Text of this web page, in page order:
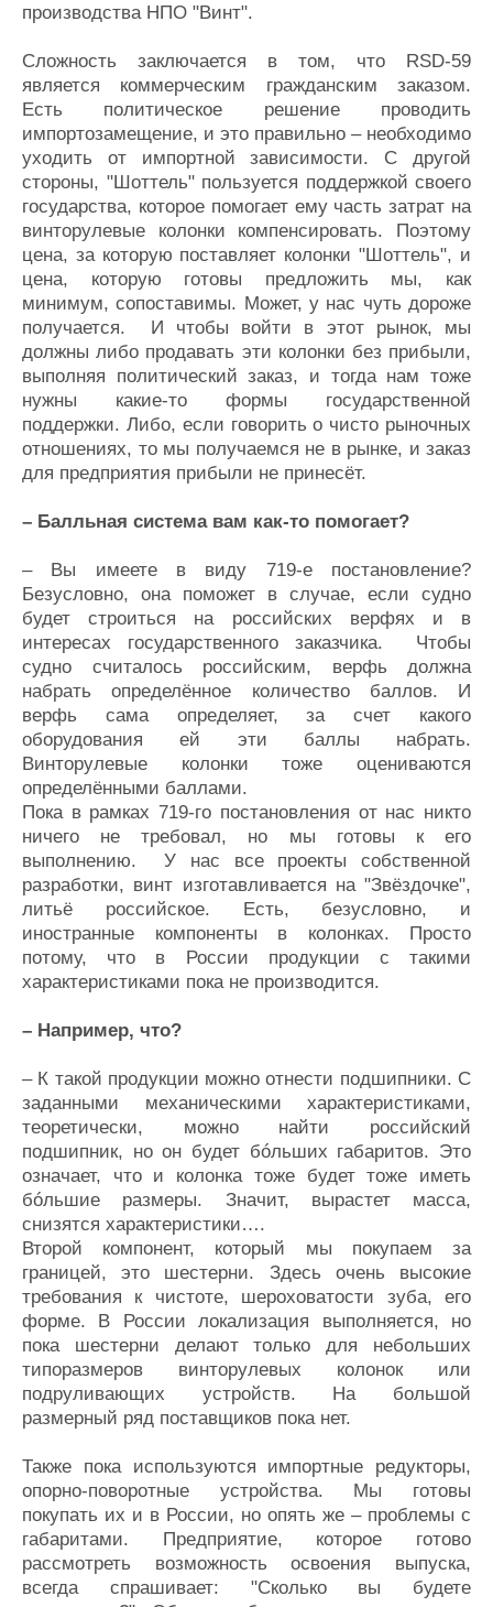
производства НПО "Винт".
Сложность заключается в том, что RSD-59
является коммерческим гражданским заказом.
Есть политическое решение проводить
импортозамещение, и это правильно – необходимо
уходить от импортной зависимости. С другой
стороны, "Шоттель" пользуется поддержкой своего
государства, которое помогает ему часть затрат на
винторулевые колонки компенсировать. Поэтому
цена, за которую поставляет колонки "Шоттель", и
цена, которую готовы предложить мы, как
минимум, сопоставимы. Может, у нас чуть дороже
получается. И чтобы войти в этот рынок, мы
должны либо продавать эти колонки без прибыли,
выполняя политический заказ, и тогда нам тоже
нужны какие-то формы государственной
поддержки. Либо, если говорить о чисто рыночных
отношениях, то мы получаемся не в рынке, и заказ
для предприятия прибыли не принесёт.
– Балльная система вам как-то помогает?
– Вы имеете в виду 719-е постановление?
Безусловно, она поможет в случае, если судно
будет строиться на российских верфях и в
интересах государственного заказчика. Чтобы
судно считалось российским, верфь должна
набрать определённое количество баллов. И
верфь сама определяет, за счет какого
оборудования ей эти баллы набрать.
Винторулевые колонки тоже оцениваются
определёнными баллами.
Пока в рамках 719-го постановления от нас никто
ничего не требовал, но мы готовы к его
выполнению. У нас все проекты собственной
разработки, винт изготавливается на "Звёздочке",
литьё российское. Есть, безусловно, и
иностранные компоненты в колонках. Просто
потому, что в России продукции с такими
характеристиками пока не производится.
– Например, что?
– К такой продукции можно отнести подшипники. С
заданными механическими характеристиками,
теоретически, можно найти российский
подшипник, но он будет бóльших габаритов. Это
означает, что и колонка тоже будет тоже иметь
бóльшие размеры. Значит, вырастет масса,
снизятся характеристики….
Второй компонент, который мы покупаем за
границей, это шестерни. Здесь очень высокие
требования к чистоте, шероховатости зуба, его
форме. В России локализация выполняется, но
пока шестерни делают только для небольших
типоразмеров винторулевых колонок или
подруливающих устройств. На большой
размерный ряд поставщиков пока нет.
Также пока используются импортные редукторы,
опорно-поворотные устройства. Мы готовы
покупать их и в России, но опять же – проблемы с
габаритами. Предприятие, которое готово
рассмотреть возможность освоения выпуска,
всегда спрашивает: "Сколько вы будете